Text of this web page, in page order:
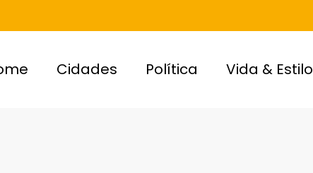
Cidades Política Vida & Estilo